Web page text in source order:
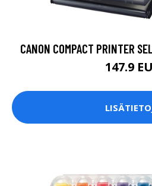
CANON COMPACT PRINTER
147.9